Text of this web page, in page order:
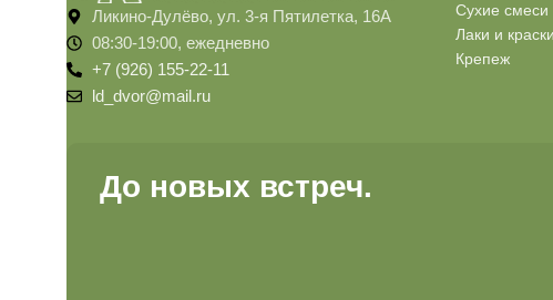
Ликино-Дулёво, ул. 3-я Пятилетка, 16А
08:30-19:00, ежедневно
+7 (926) 155-22-11
ld_dvor@mail.ru
Сухие смеси
Лаки и краски
Крепеж
До новых встреч.